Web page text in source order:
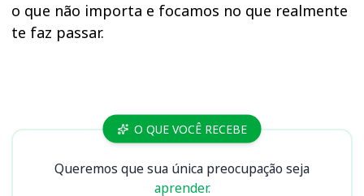
o que não importa e focamos no que realmente
te faz passar.
Cursos O QUE VOCÊ RECEBE
Queremos que sua única preocupação seja
aprender.